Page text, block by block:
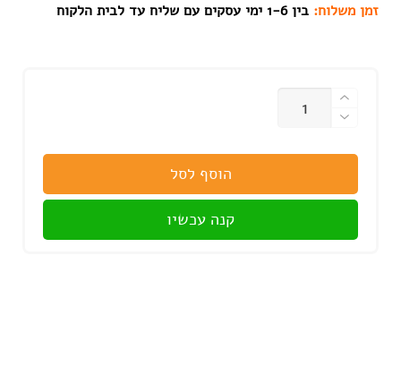
זמן משלוח: בין 1-6 ימי עסקים עם שליח עד לבית הלקוח
כמות
הוסף לסל
קנה עכשיו